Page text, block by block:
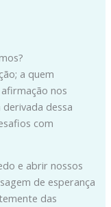
a quem
nos
dessa
com
e abrir nossos
de esperança
das